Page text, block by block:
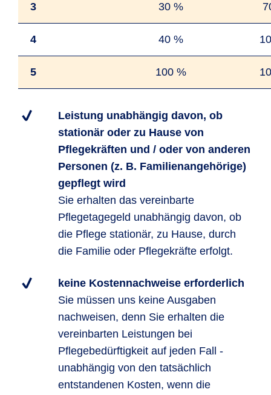
3 30 %
4 40 %
5 100 %
Leistung unabhängig davon, ob
stationär oder zu Hause von
Pflegekräften und / oder von anderen
Personen (z. B. Familienangehörige)
gepflegt wird
Sie erhalten das vereinbarte
Pflegetagegeld unabhängig davon, ob
die Pflege stationär, zu Hause, durch
die Familie oder Pflegekräfte erfolgt.
keine Kostennachweise erforderlich
Sie müssen uns keine Ausgaben
nachweisen, denn Sie erhalten die
vereinbarten Leistungen bei
Pflegebedürftigkeit auf jeden Fall -
unabhängig von den tatsächlich
entstandenen Kosten, wenn die